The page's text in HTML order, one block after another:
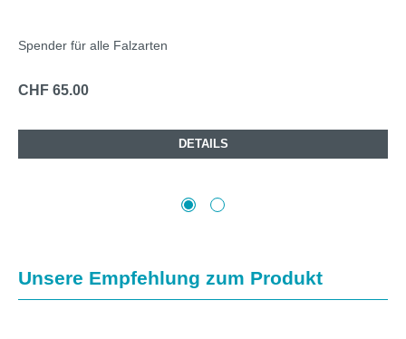
Spender für alle Falzarten
CHF 65.00
DETAILS
Produktgalerie überspringen
Unsere Empfehlung zum Produkt